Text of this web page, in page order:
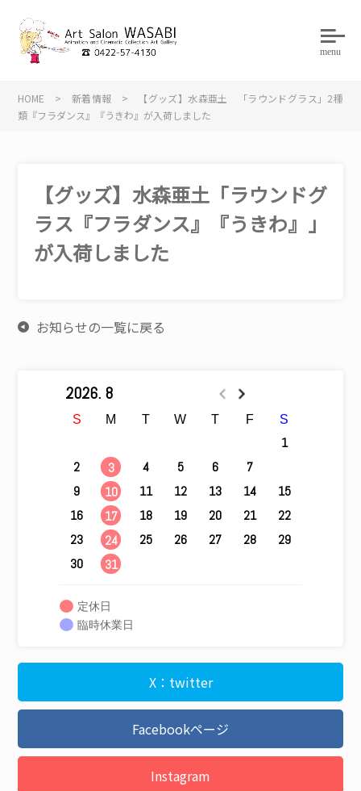
menu
HOME > 新着情報 >
【グッズ】水森亜土 「ラウンドグラス」2種
類『フラダンス』『うきわ』が入荷しました
【グッズ】水森亜土「ラウンドグ
ラス『フラダンス』『うきわ』」
が入荷しました
お知らせの一覧に戻る
2026. 8
S M T W T F S
1
2
3 4 5 6 7
9
10 11 12 13 14
15
16
17 18 19 20 21
22
23
24 25 26 27 28
29
30
31
定休日
臨時休業日
X：twitter
Facebookページ
Instagram